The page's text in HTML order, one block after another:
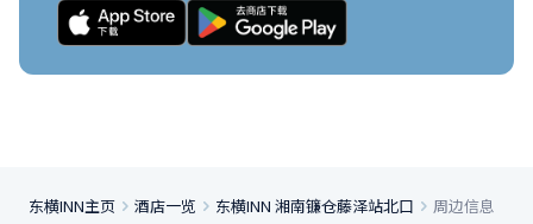
东横INN主页 酒店一览 东横INN 湘南镰仓藤泽站北口 周边信息